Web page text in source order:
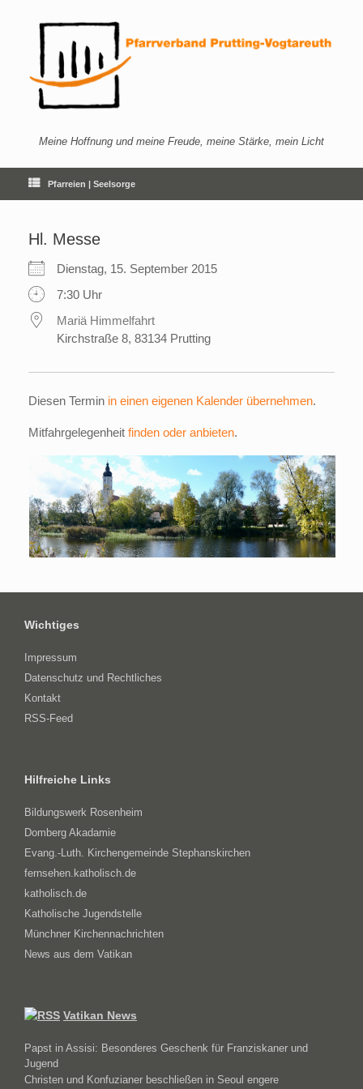
Meine Hoffnung und meine Freude, meine Stärke, mein Licht
Pfarreien | Seelsorge
Hl. Messe
Dienstag, 15. September 2015
7:30 Uhr
Mariä Himmelfahrt
Kirchstraße 8, 83134 Prutting
Diesen Termin in einen eigenen Kalender übernehmen.
Mitfahrgelegenheit finden oder anbieten.
Wichtiges
Impressum
Datenschutz und Rechtliches
Kontakt
RSS-Feed
Hilfreiche Links
Bildungswerk Rosenheim
Domberg Akadamie
Evang.-Luth. Kirchengemeinde Stephanskirchen
fernsehen.katholisch.de
katholisch.de
Katholische Jugendstelle
Münchner Kirchennachrichten
News aus dem Vatikan
Vatikan News
Papst in Assisi: Besonderes Geschenk für Franziskaner und
Jugend
Christen und Konfuzianer beschließen in Seoul engere